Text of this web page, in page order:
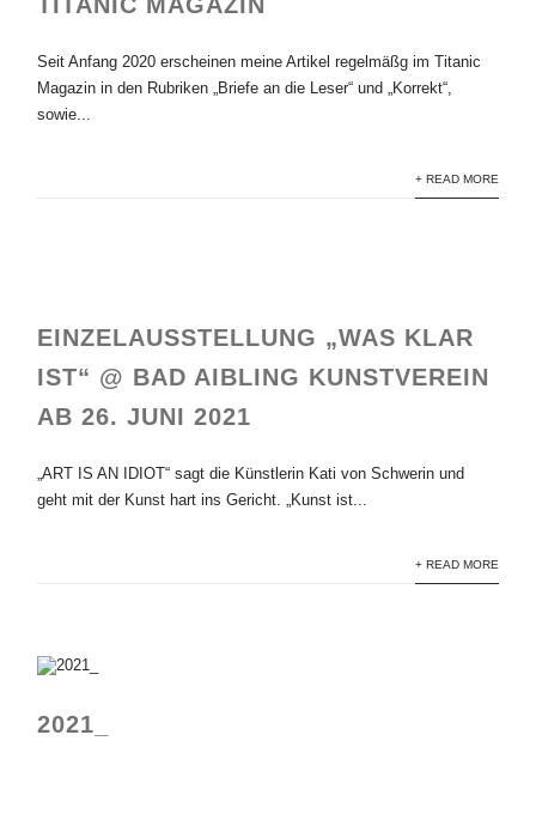
Seit Anfang 2020 erscheinen meine Artikel regelmäßg im Titanic
Magazin in den Rubriken „Briefe an die Leser“ und „Korrekt“,
sowie...
+ READ MORE
EINZELAUSSTELLUNG „WAS KLAR
IST“ @ BAD AIBLING KUNSTVEREIN
AB 26. JUNI 2021
„ART IS AN IDIOT“ sagt die Künstlerin Kati von Schwerin und
geht mit der Kunst hart ins Gericht. „Kunst ist...
+ READ MORE
2021_